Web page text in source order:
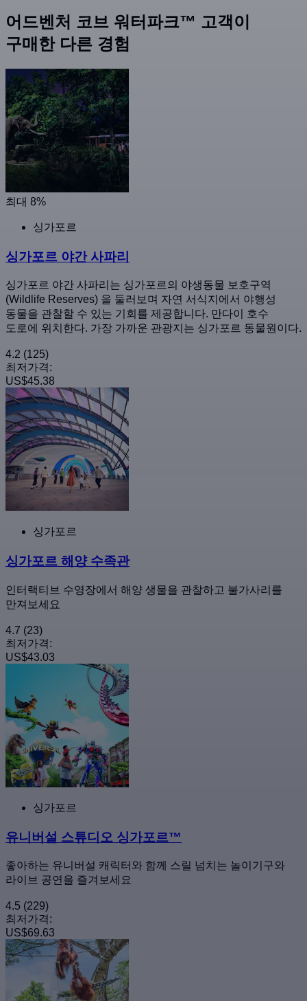
어드벤처 코브 워터파크™ 고객이
구매한 다른 경험
최대 8%
싱가포르
싱가포르 야간 사파리
싱가포르 야간 사파리는 싱가포르의 야생동물 보호구역
(Wildlife Reserves) 을 둘러보며 자연 서식지에서 야행성
동물을 관찰할 수 있는 기회를 제공합니다. 만다이 호수
도로에 위치한다. 가장 가까운 관광지는 싱가포르 동물원이다.
4.2 (125)
최저가격:
US$45.38
싱가포르
싱가포르 해양 수족관
인터랙티브 수영장에서 해양 생물을 관찰하고 불가사리를
만져보세요
4.7 (23)
최저가격:
US$43.03
싱가포르
유니버설 스튜디오 싱가포르™
좋아하는 유니버설 캐릭터와 함께 스릴 넘치는 놀이기구와
라이브 공연을 즐겨보세요
4.5 (229)
최저가격:
US$69.63